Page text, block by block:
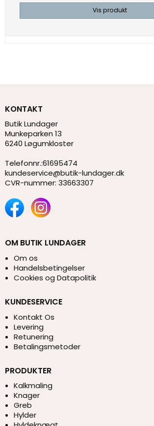
Vis produkt
KONTAKT
Butik Lundager
Munkeparken 13
6240 Løgumkloster
Telefonnr.:61695474
kundeservice@butik-lundager.dk
CVR-nummer: 33663307
OM BUTIK LUNDAGER
Om os
Handelsbetingelser
Cookies og Datapolitik
KUNDESERVICE
Kontakt Os
Levering
Retunering
Betalingsmetoder
PRODUKTER
Kalkmaling
Knager
Greb
Hylder